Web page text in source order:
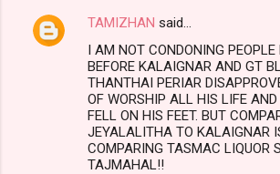
TAMIZHAN said…
I AM NOT CONDONING PEOPLE
BEFORE KALAIGNAR AND GT
THANTHAI PERIAR
OF WORSHIP ALL HIS LIFE
FELL ON HIS FEET. BUT
JEYALALITHA TO KALAIGNAR
COMPARING TASMAC LIQUOR
TAJMAHAL!!